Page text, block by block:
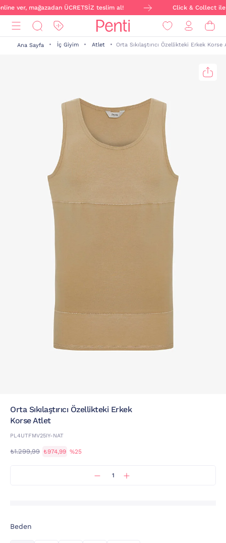
ver, mağazadan ÜCRETSİZ teslim al! Click & Collect ile
Ana Sayfa İç Giyim Atlet Orta Sıkılaştırıcı Özellikteki Erkek Korse
Orta Sıkılaştırıcı Özellikteki Erkek
Korse Atlet
PL4UTFMV25IY-NAT
₺1.299,99 ₺974,99 %25
Beden